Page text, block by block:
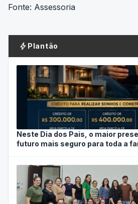
Fonte: Assessoria
bolt Plantão
Neste Dia dos Pais, o maior
futuro mais seguro para toda a